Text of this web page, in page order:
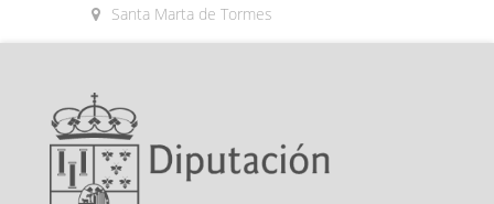
Santa Marta de Tormes